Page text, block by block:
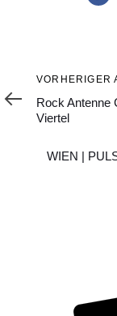
Vorheriger
Artikel
VORHERIGER
Rock Antenne
Viertel
WIEN |